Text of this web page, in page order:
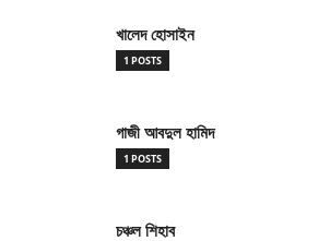
খালেদ হোসাইন
1 POSTS
গাজী আবদুল হামিদ
1 POSTS
চঞ্চল শিহাব